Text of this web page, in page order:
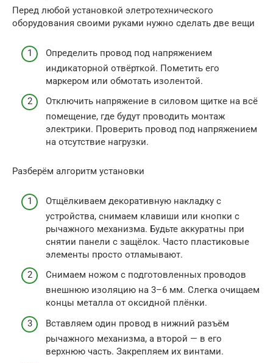
Перед любой установкой элетротехнического
оборудования своими руками нужно сделать две вещи
Определить провод под напряжением
индикаторной отвёрткой. Пометить его
маркером или обмотать изолентой.
Отключить напряжение в силовом щитке на всё
помещение, где будут проводить монтаж
электрики. Проверить провод под напряжением
на отсутствие нагрузки.
Разберём алгоритм установки
Отщёлкиваем декоративную накладку с
устройства, снимаем клавиши или кнопки с
рычажного механизма. Будьте аккуратны при
снятии панели с защёлок. Часто пластиковые
элементы просто отламывают.
Снимаем ножом с подготовленных проводов
внешнюю изоляцию на 3–6 мм. Слегка очищаем
концы металла от оксидной плёнки.
Вставляем один провод в нижний разъём
рычажного механизма, а второй — в его
верхнюю часть. Закрепляем их винтами.